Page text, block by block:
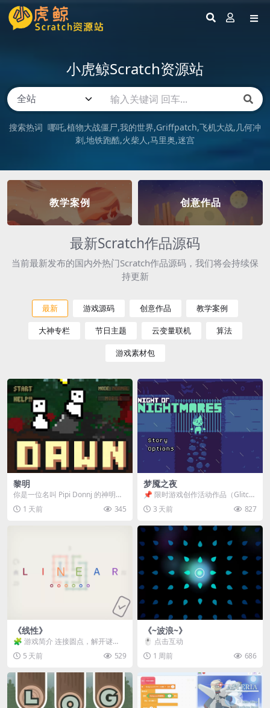
小虎鲸Scratch资源站
搜索热词 哪吒 植物大战僵尸 我的世界 Griffpatch 飞机大战 几何冲
刺 地铁跑酷 火柴人 马里奥 迷宫
教学案例 创意作品
最新Scratch作品源码
当前最新发布的国内外热门Scratch作品源码，我们将会持续保
持更新
最新 游戏源码 创意作品 教学案例
大神专栏 节日主题 云变量联机 算法
游戏素材包
黎明
你是一位名叫 Pipi Donnj 的神明。
你的任务是保护一群白色小人。 点
击...1 天前 345
梦魇之夜
📌 限时游戏创作活动作品（Glitch
Game Jam） 📖 故事背景 怪物四...
3 天前 827
《线性》
🧩 游戏简介 连接圆点，解开谜
题。 ⚠️ 重要提示 所有关卡均可通
关，请确保使用...
5 天前 529
《~波浪~》
🖱️ 点击互动
1 周前
686